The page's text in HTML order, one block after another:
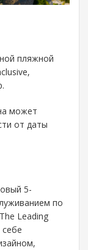
пляжной
может
от даты
5-
по
Leading